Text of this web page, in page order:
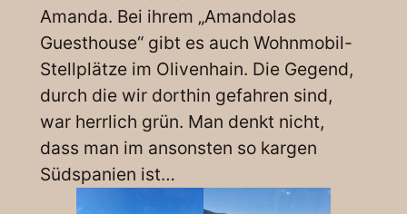
Amanda. Bei ihrem „Amandolas
Guesthouse“ gibt es auch Wohnmobil-
Stellplätze im Olivenhain. Die Gegend,
durch die wir dorthin gefahren sind,
war herrlich grün. Man denkt nicht,
dass man im ansonsten so kargen
Südspanien ist…